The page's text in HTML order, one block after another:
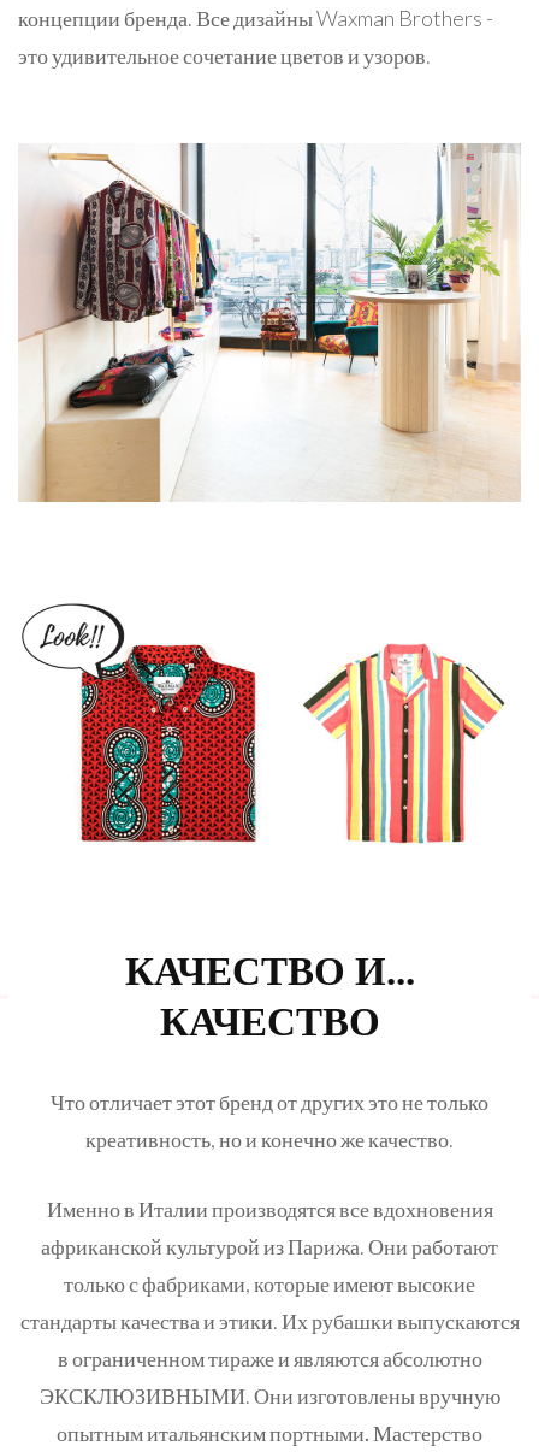
концепции бренда. Все дизайны Waxman Brothers -
это удивительное сочетание цветов и узоров.
КАЧЕСТВО И...
КАЧЕСТВО
Что отличает этот бренд от других это не только
креативность, но и конечно же качество.
Именно в Италии производятся все вдохновения
африканской культурой из Парижа. Они работают
только с фабриками, которые имеют высокие
стандарты качества и этики. Их рубашки выпускаются
в ограниченном тираже и являются абсолютно
ЭКСКЛЮЗИВНЫМИ.Они изготовлены вручную
опытным итальянским портными.Мастерство